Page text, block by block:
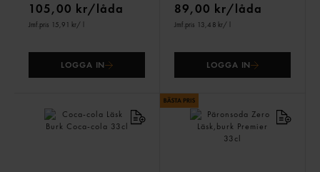
105,00 kr/låda
Jmf.pris 15,91 kr/ l
LOGGA IN
89,00 kr/låda
Jmf.pris 13,48 kr/ l
LOGGA IN